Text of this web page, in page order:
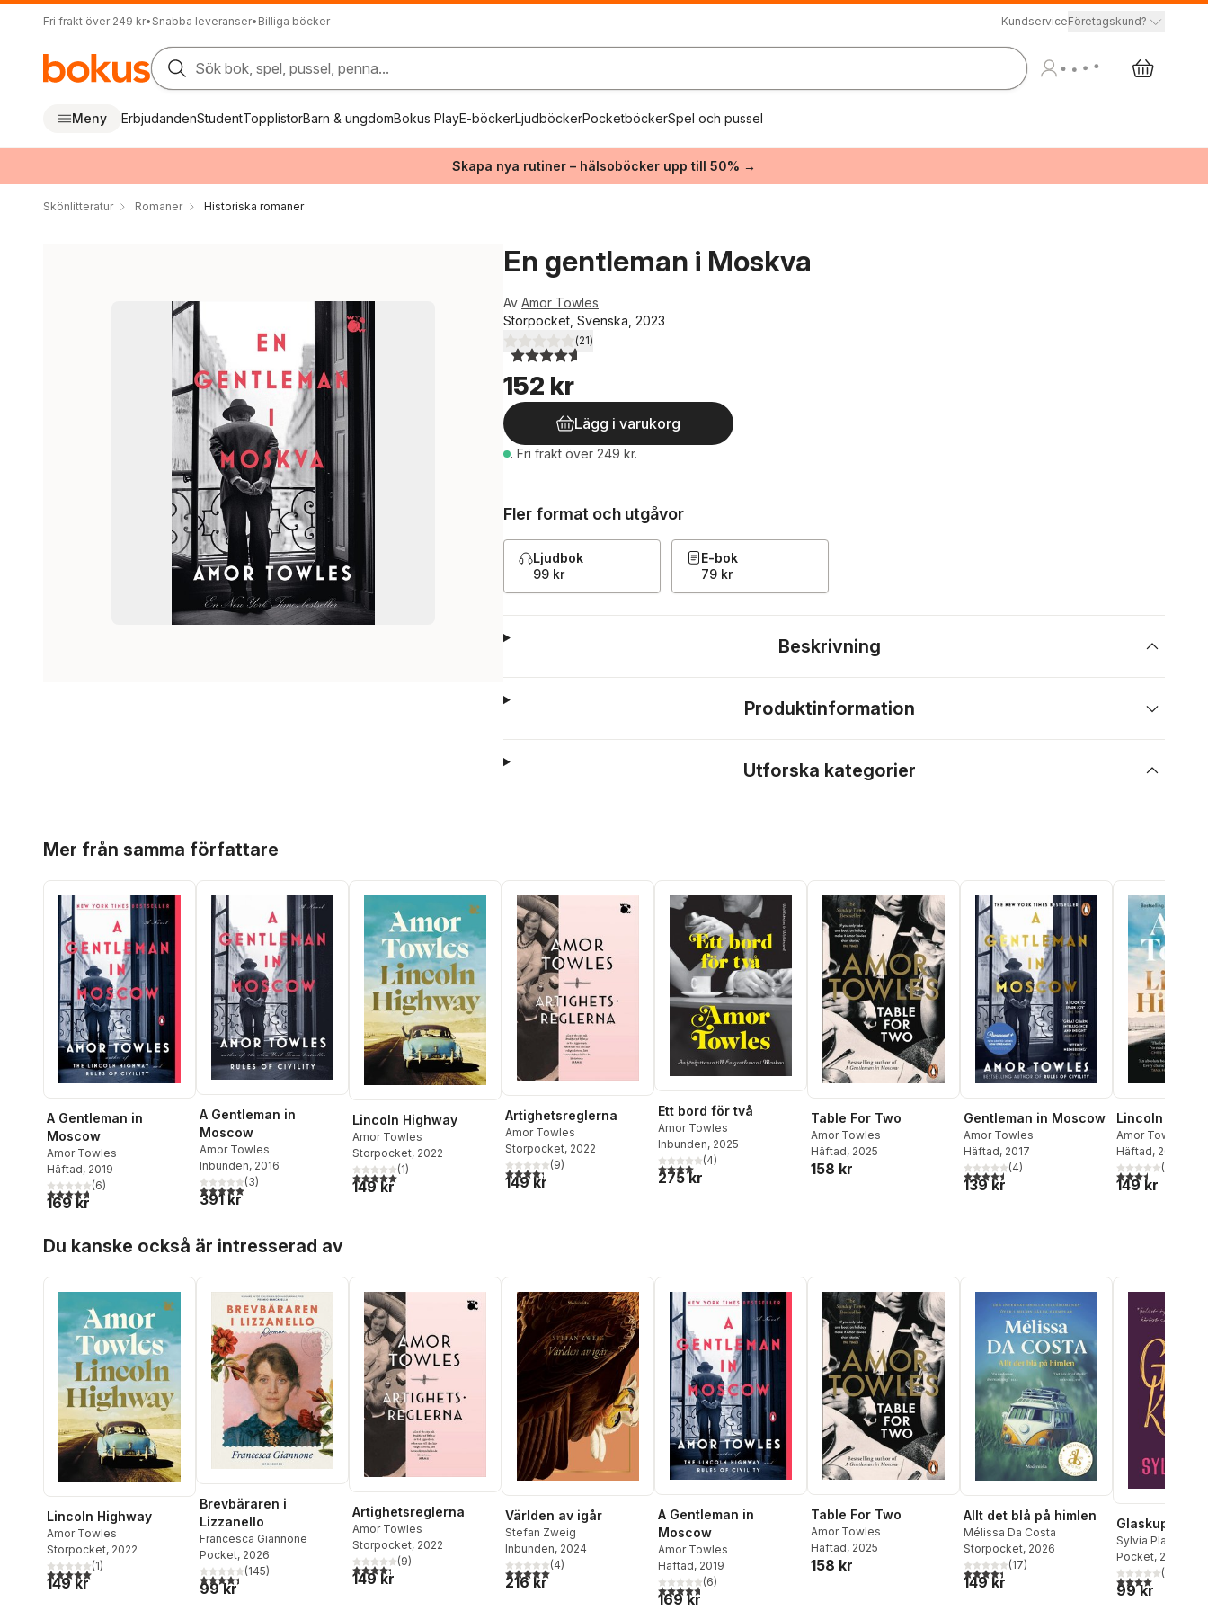
Fri frakt över 249 kr• Snabba leveranser• Billiga böcker KundserviceFöretagskund?
Sök bok, spel, pussel, penna...
Meny ErbjudandenStudentTopplistorBarn & ungdomBokus PlayE-böckerLjudböckerPocketböckerSpel och pussel
Skapa nya rutiner – hälsoböcker upp till 50% →
Skönlitteratur Romaner Historiska romaner
En gentleman i Moskva
Av Amor Towles
Storpocket, Svenska, 2023
4,6utav 5 stjärnor. Totalt antal röster:
(21)
152 kr
Lägg i varukorg
. Fri frakt över 249 kr.
Fler format och utgåvor
Ljudbok
99 kr
E-bok
79 kr
Beskrivning
Produktinformation
Utforska kategorier
Mer från samma författare
A Gentleman in
Moscow
Amor Towles
Häftad, 2019
4,7utav 5 stjärnor. Totalt antal röster:
(6)
169 kr
A Gentleman in
Moscow
Amor Towles
Inbunden, 2016
5,0utav 5 stjärnor. Totalt antal röster:
(3)
391 kr
Lincoln Highway
Amor Towles
Storpocket, 2022
5,0utav 5 stjärnor. Totalt antal röster:
(1)
149 kr
Artighetsreglerna
Amor Towles
Storpocket, 2022
4,3utav 5 stjärnor. Totalt antal röster:
(9)
149 kr
Ett bord för två
Amor Towles
Inbunden, 2025
4,0utav 5 stjärnor. Totalt antal röster:
(4)
275 kr
Table For Two
Amor Towles
Häftad, 2025
158 kr
Gentleman in Moscow
Amor Towles
Häftad, 2017
4,5utav 5 stjärnor. Totalt antal röster:
(4)
139 kr
Lincoln
Amor Towles
Häftad, 2022
3,5utav 5(
149 kr
Du kanske också är intresserad av
Lincoln Highway
Amor Towles
Storpocket, 2022
5,0utav 5 stjärnor. Totalt antal röster:
(1)
149 kr
Brevbäraren i
Lizzanello
Francesca Giannone
Pocket, 2026
4,4utav 5 stjärnor. Totalt antal röster:
(145)
99 kr
Artighetsreglerna
Amor Towles
Storpocket, 2022
4,3utav 5 stjärnor. Totalt antal röster:
(9)
149 kr
Världen av igår
Stefan Zweig
Inbunden, 2024
5,0utav 5 stjärnor. Totalt antal röster:
(4)
216 kr
A Gentleman in
Moscow
Amor Towles
Häftad, 2019
4,7utav 5 stjärnor. Totalt antal röster:
(6)
169 kr
Table For Two
Amor Towles
Häftad, 2025
158 kr
Allt det blå på himlen
Mélissa Da Costa
Storpocket, 2026
4,4utav 5 stjärnor. Totalt antal röster:
(17)
149 kr
Glaskupan
Sylvia Plath
Pocket, 2022
4,0utav 5(
99 kr